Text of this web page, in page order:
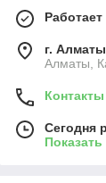
Работает
г. Алматы
Алматы,
Контакты
Сегодня